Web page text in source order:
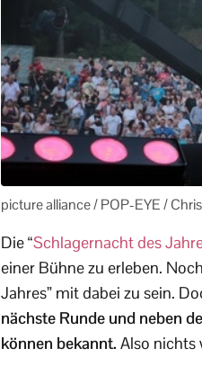
picture alliance / POP-EYE /
Die “Schlagernacht des
einer Bühne zu erleben.
Jahres” mit dabei zu sein.
nächste Runde und neben
können bekannt. Also nichts